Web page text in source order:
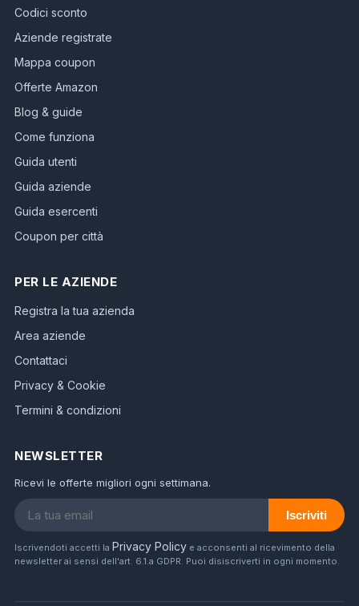
Codici sconto
Aziende registrate
Mappa coupon
Offerte Amazon
Blog & guide
Come funziona
Guida utenti
Guida aziende
Guida esercenti
Coupon per città
PER LE AZIENDE
Registra la tua azienda
Area aziende
Contattaci
Privacy & Cookie
Termini & condizioni
NEWSLETTER
Ricevi le offerte migliori ogni settimana.
Iscriviti
Iscrivendoti accetti la Privacy Policy e acconsenti al ricevimento della
newsletter ai sensi dell'art. 6.1.a GDPR. Puoi disiscriverti in ogni momento.